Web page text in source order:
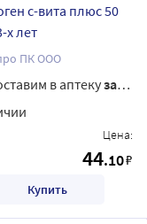
с-вита плюс 50
х лет
ПК ООО
в аптекузавтра
Цена:
44.10₽
Купить